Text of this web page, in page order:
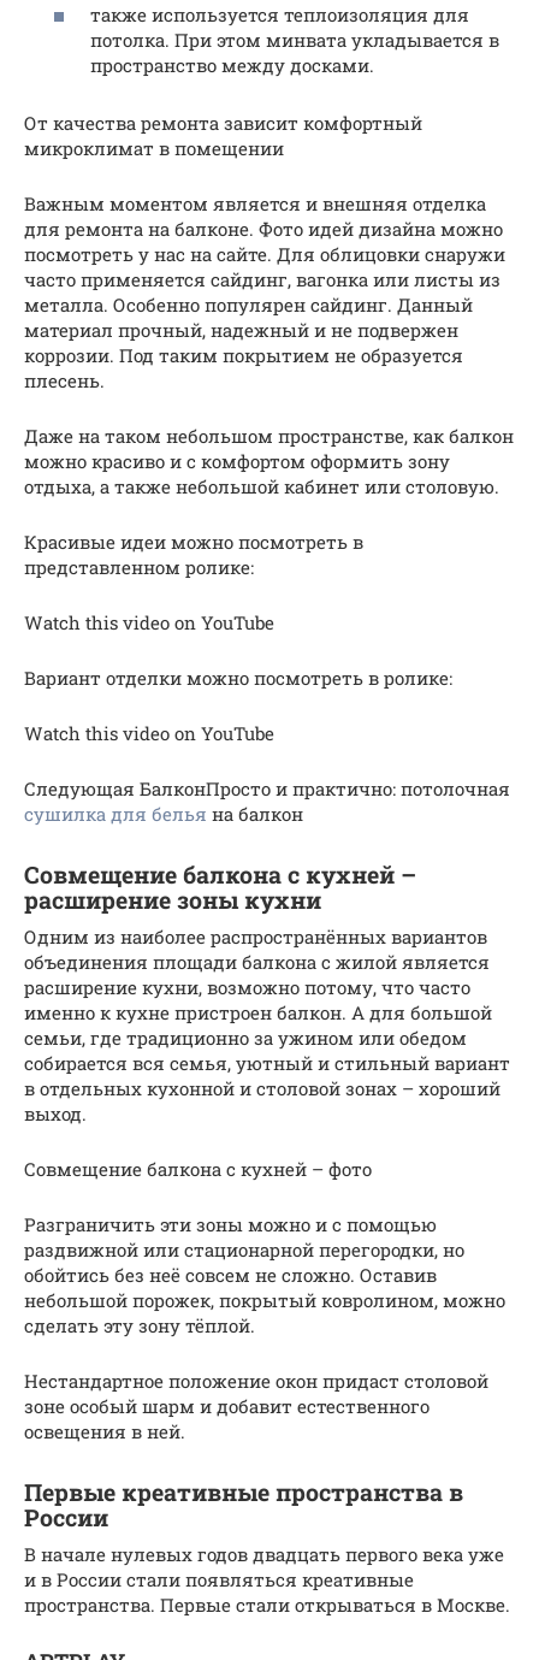
также используется теплоизоляция для
потолка. При этом минвата укладывается в
пространство между досками.
От качества ремонта зависит комфортный
микроклимат в помещении
Важным моментом является и внешняя отделка
для ремонта на балконе. Фото идей дизайна можно
посмотреть у нас на сайте. Для облицовки снаружи
часто применяется сайдинг, вагонка или листы из
металла. Особенно популярен сайдинг. Данный
материал прочный, надежный и не подвержен
коррозии. Под таким покрытием не образуется
плесень.
Даже на таком небольшом пространстве, как балкон
можно красиво и с комфортом оформить зону
отдыха, а также небольшой кабинет или столовую.
Красивые идеи можно посмотреть в
представленном ролике:
Watch this video on YouTube
Вариант отделки можно посмотреть в ролике:
Watch this video on YouTube
Следующая БалконПросто и практично: потолочная
сушилка для белья на балкон
Совмещение балкона с кухней –
расширение зоны кухни
Одним из наиболее распространённых вариантов
объединения площади балкона с жилой является
расширение кухни, возможно потому, что часто
именно к кухне пристроен балкон. А для большой
семьи, где традиционно за ужином или обедом
собирается вся семья, уютный и стильный вариант
в отдельных кухонной и столовой зонах – хороший
выход.
Совмещение балкона с кухней – фото
Разграничить эти зоны можно и с помощью
раздвижной или стационарной перегородки, но
обойтись без неё совсем не сложно. Оставив
небольшой порожек, покрытый ковролином, можно
сделать эту зону тёплой.
Нестандартное положение окон придаст столовой
зоне особый шарм и добавит естественного
освещения в ней.
Первые креативные пространства в
России
В начале нулевых годов двадцать первого века уже
и в России стали появляться креативные
пространства. Первые стали открываться в Москве.